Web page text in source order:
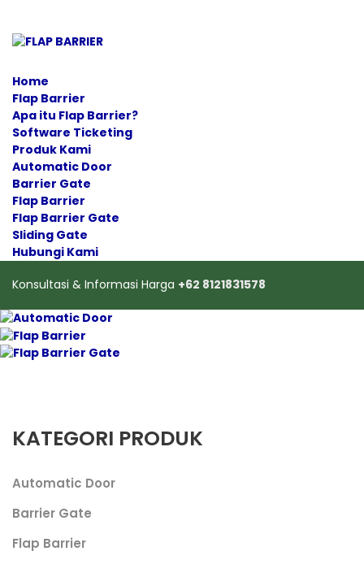
Home
Flap Barrier
Apa itu Flap Barrier?
Software Ticketing
Produk Kami
Automatic Door
Barrier Gate
Flap Barrier
Flap Barrier Gate
Sliding Gate
Hubungi Kami
Konsultasi & Informasi Harga +62 8121831578
Automatic
Flap Barrier
Gate
KATEGORI PRODUK
Automatic Door
Barrier Gate
Flap Barrier